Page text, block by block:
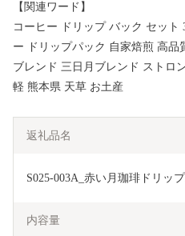
【関連ワード】
コーヒー ドリップ バック セット
ー ドリップパック 自家焙煎 高品
ブレンド 三日月ブレンド ストロ
軽 熊本県 天草 お土産
返礼品名
S025-003A_赤い月珈琲ドリッ
内容量